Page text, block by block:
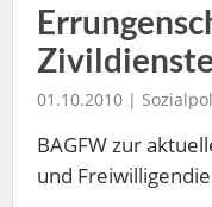
01.10.2010 |
BAGFW zur
und